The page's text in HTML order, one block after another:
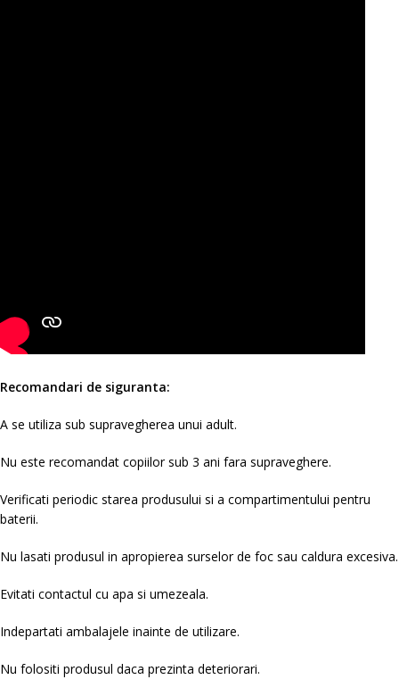
Recomandari de siguranta:
A se utiliza sub supravegherea unui adult.
Nu este recomandat copiilor sub 3 ani fara supraveghere.
Verificati periodic starea produsului si a compartimentului pentru
baterii.
Nu lasati produsul in apropierea surselor de foc sau caldura excesiva.
Evitati contactul cu apa si umezeala.
Indepartati ambalajele inainte de utilizare.
Nu folositi produsul daca prezinta deteriorari.